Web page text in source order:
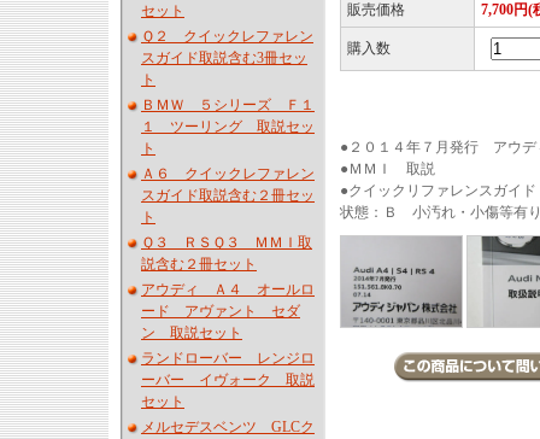
セット
Ｑ２ クイックレファレン
スガイド取説含む3冊セッ
ト
ＢＭＷ ５シリーズ Ｆ１
１ ツーリング 取説セッ
ト
Ａ６ クイックレファレン
スガイド取説含む２冊セッ
ト
Ｑ３ ＲＳＱ３ ＭＭＩ取
説含む２冊セット
アウディ Ａ４ オールロ
ード アヴァント セダ
ン 取説セット
ランドローバー レンジロ
ーバー イヴォーク 取説
セット
メルセデスベンツ GLCク
販売価格 7,700円(
購入数
●２０１４年７月発行 アウ
●ＭＭＩ 取説
●クイックリファレンスガイド
状態：Ｂ 小汚れ・小傷等